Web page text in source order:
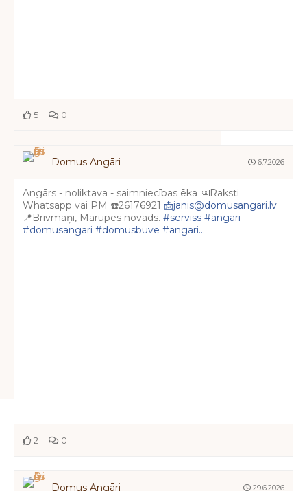
5 0
Domus Angāri 6.7.2026
Angārs - noliktava - saimniecības ēka ⌨️Raksti
Whatsapp vai PM ☎️26176921 📩janis@domusangari.lv
📍Brīvmaņi, Mārupes novads. #serviss #angari
#domusangari #domusbuve #angari...
2 0
Domus Angāri 29.6.2026